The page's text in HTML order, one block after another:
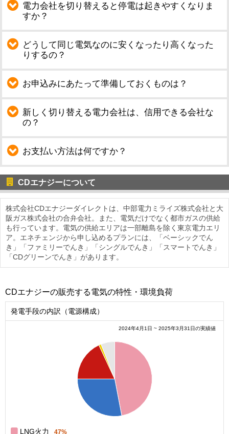
電力会社を切り替えると停電は起きやすくなりま
すか？
どうして同じ電気なのに安くなったり高くなった
りするの？
お申込みにあたって準備しておくものは？
新しく切り替える電力会社は、信用できる会社な
の？
お支払い方法は何ですか？
CDエナジーについて
株式会社CDエナジーダイレクトは、中部電力ミライズ株式会社と大
阪ガス株式会社の合弁会社。また、電気だけでなく都市ガスの供給
も行っています。電気の供給エリアは一部離島を除く東京電力エリ
ア。エネチェンジから申し込めるプランには、「ベーシックでん
き」「ファミリーでんき」「シングルでんき」「スマートでんき」
「CDグリーンでんき」があります。
CDエナジーの販売する電気の特性・環境負荷
発電手段の内訳（電源構成）
2024年4月1日 ~ 2025年3月31日の実績値
LNG火力 47%